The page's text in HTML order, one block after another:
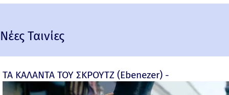
Νέες Ταινίες
ΤΑ ΚΑΛΑΝΤΑ ΤΟΥ ΣΚΡΟΥΤΖ (Ebenezer) -